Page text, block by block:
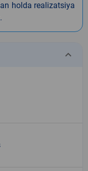
holda realizatsiya
keyboard_arrow_down